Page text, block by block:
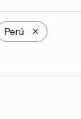
Perú X